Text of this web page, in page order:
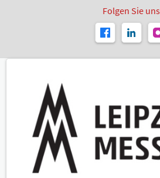
Folgen Sie uns